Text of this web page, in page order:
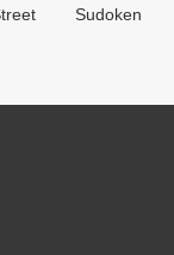
Sudoken